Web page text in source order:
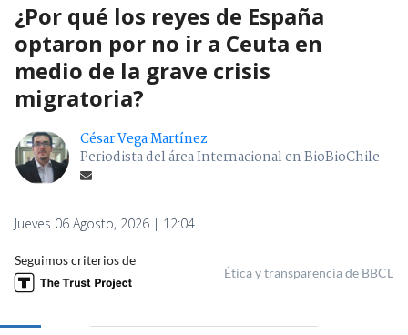
¿Por qué los reyes de España
optaron por no ir a Ceuta en
medio de la grave crisis
migratoria?
César Vega Martínez
Periodista del área Internacional en BioBioChile
Jueves 06 Agosto, 2026 | 12:04
Seguimos criterios de
Ética y transparencia de BBCL